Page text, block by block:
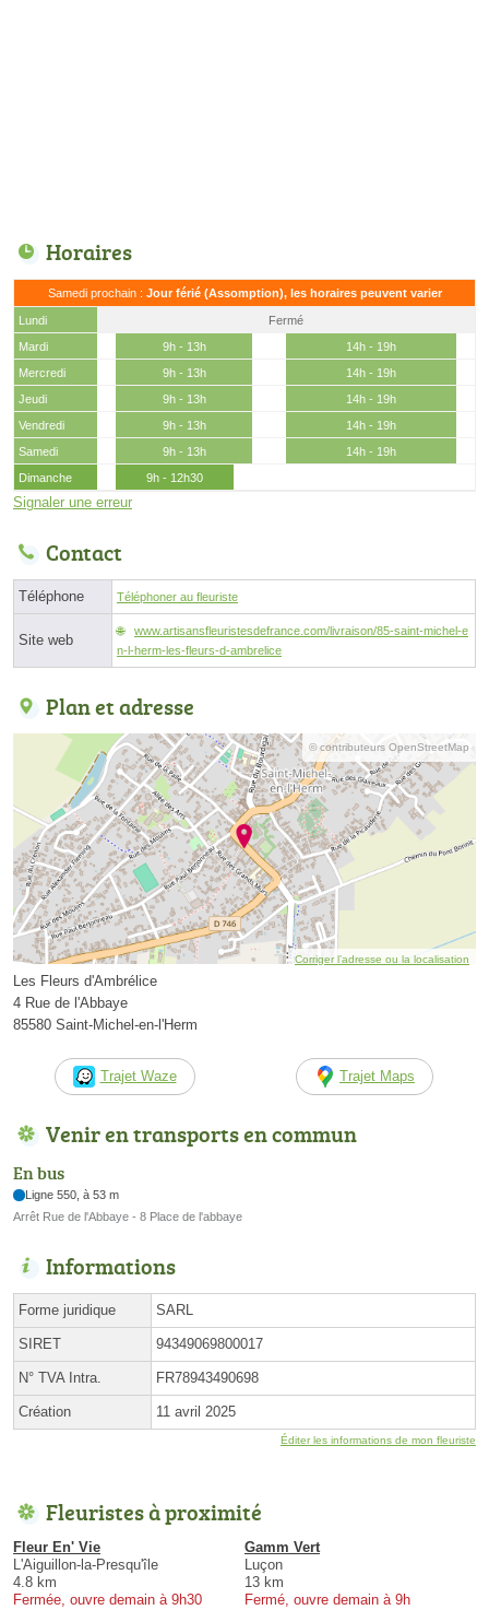
Horaires
Samedi prochain : Jour férié (Assomption), les horaires peuvent varier
Lundi
Fermé
Mardi
9h - 13h
14h - 19h
Mercredi
9h - 13h
14h - 19h
Jeudi
9h - 13h
14h - 19h
Vendredi
9h - 13h
14h - 19h
Samedi
9h - 13h
14h - 19h
Dimanche
9h - 12h30
Signaler une erreur
Contact
Téléphone Téléphoner au fleuriste
Site web
www.artisansfleuristesdefrance.com/livraison/85-saint-michel-e
n-l-herm-les-fleurs-d-ambrelice
Plan et adresse
© contributeurs OpenStreetMap
Corriger l’adresse ou la localisation
Les Fleurs d'Ambrélice
4 Rue de l'Abbaye
85580 Saint-Michel-en-l'Herm
Trajet Waze Trajet Maps
Venir en transports en commun
En bus
Ligne 550, à 53 m
Arrêt Rue de l'Abbaye - 8 Place de l'abbaye
Informations
Forme juridique SARL
SIRET 94349069800017
N° TVA Intra. FR78943490698
Création 11 avril 2025
Éditer les informations de mon fleuriste
Fleuristes à proximité
Fleur En' Vie
L'Aiguillon-la-Presqu'île
4.8 km
Fermée, ouvre demain à 9h30
Gamm Vert
Luçon
13 km
Fermé, ouvre demain à 9h